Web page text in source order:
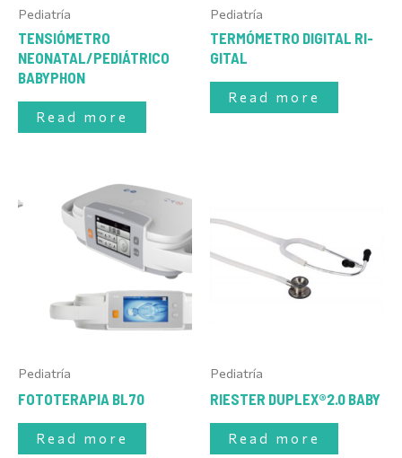
Pediatría
TENSIÓMETRO
NEONATAL/PEDIÁTRICO
BABYPHON
Read more
Pediatría
TERMÓMETRO DIGITAL RI-
GITAL
Read more
Pediatría
FOTOTERAPIA BL70
Read more
Pediatría
RIESTER DUPLEX®2.0 BABY
Read more